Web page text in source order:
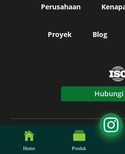
Perusahaan
Proyek Blog
Hubungi
© Copyright Futago Karya 2024.
Powered by Fikky Power.
Home Produk